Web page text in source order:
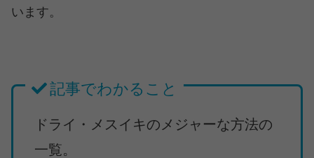
います。
記事でわかること
ドライ・メスイキのメジャーな方法の
一覧。